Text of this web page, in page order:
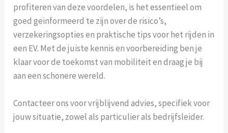
profiteren van deze voordelen, is het essentieel om
goed geïnformeerd te zijn over de risico’s,
verzekeringsopties en praktische tips voor het rijden in
een EV. Met de juiste kennis en voorbereiding ben je
klaar voor de toekomst van mobiliteit en draag je bij
aan een schonere wereld.
Contacteer ons voor vrijblijvend advies, specifiek voor
jouw situatie, zowel als particulier als bedrijfsleider.